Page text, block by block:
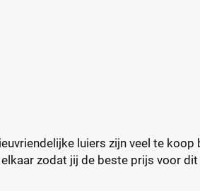
luiers zijn veel te
zodat jij de beste prijs voor